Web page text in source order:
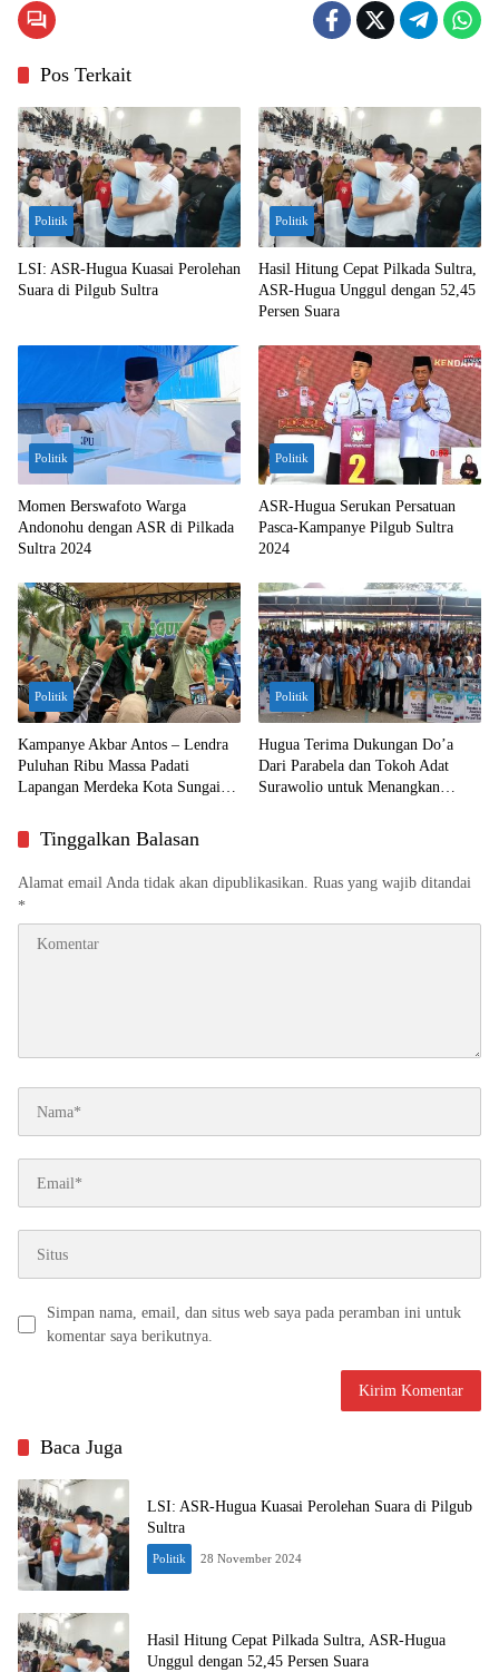
Pos Terkait
Politik
LSI: ASR-Hugua Kuasai Perolehan
Suara di Pilgub Sultra
Politik
Hasil Hitung Cepat Pilkada Sultra,
ASR-Hugua Unggul dengan 52,45
Persen Suara
Politik
Momen Berswafoto Warga
Andonohu dengan ASR di Pilkada
Sultra 2024
Politik
ASR-Hugua Serukan Persatuan
Pasca-Kampanye Pilgub Sultra
2024
Politik
Kampanye Akbar Antos – Lendra
Puluhan Ribu Massa Padati
Lapangan Merdeka Kota Sungai
Politik
Hugua Terima Dukungan Do’a
Dari Parabela dan Tokoh Adat
Surawolio untuk Menangkan
Tinggalkan Balasan
Alamat email Anda tidak akan dipublikasikan. Ruas yang wajib ditandai
*
Simpan nama, email, dan situs web saya pada peramban ini untuk
komentar saya berikutnya.
Baca Juga
LSI: ASR-Hugua Kuasai Perolehan Suara di Pilgub
Sultra
Politik 28 November 2024
Hasil Hitung Cepat Pilkada Sultra, ASR-Hugua
Unggul dengan 52,45 Persen Suara